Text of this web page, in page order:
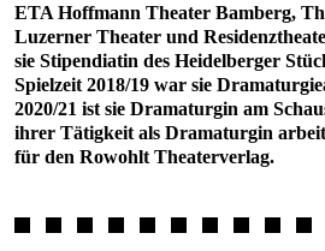
ETA Hoffmann Theater Bamberg,
Luzerner Theater und
sie Stipendiatin des Heidelberger
Spielzeit 2018/19 war sie
2020/21 ist sie Dramaturgin am
ihrer Tätigkeit als Dramaturgin
für den Rowohlt Theaterverlag.